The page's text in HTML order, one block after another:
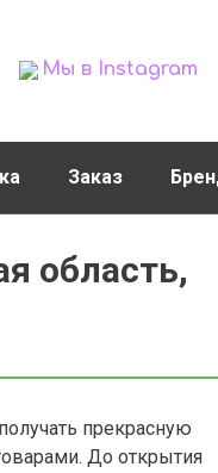
Мы в Instagram
Заказ
область,
прекрасную
До открытия